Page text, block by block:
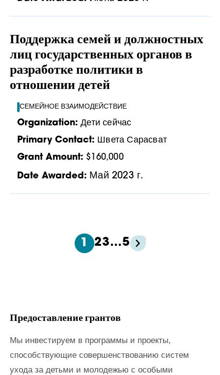
Поддержка семей и должностных
лиц государственных органов в
разработке политики в
отношении детей
СЕМЕЙНОЕ ВЗАИМОДЕЙСТВИЕ
Organization: Дети сейчас
Primary Contact: Швета Сарасват
Grant Amount: $160,000
Date Awarded: Май 2023 г.
1 23…5
Предоставление грантов
Мы инвестируем в программы и проекты,
способствующие совершенствованию систем
ухода за детьми и молодежью с особыми